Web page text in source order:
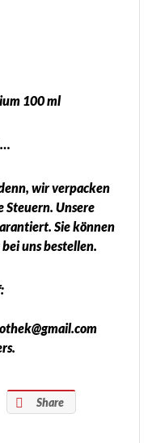
100 ml
wir verpacken
Steuern. Unsere
Sie können
uns bestellen.
Share